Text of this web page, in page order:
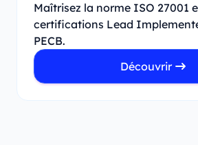
Maîtrisez la norme ISO 27001
certifications Lead
PECB.
Découvrir